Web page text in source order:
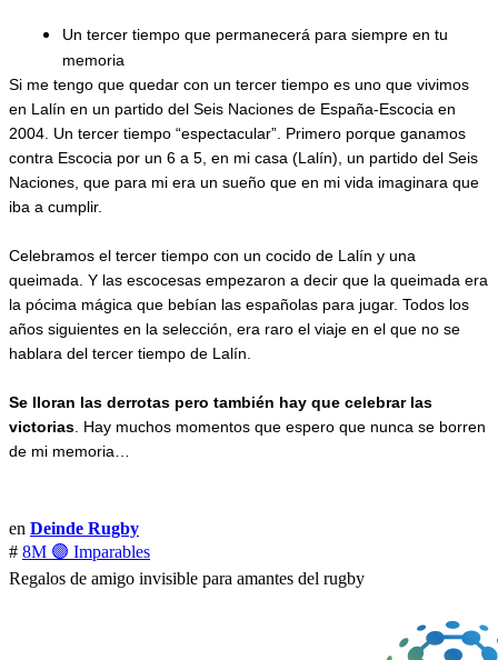
Un tercer tiempo que permanecerá para siempre en tu
memoria
Si me tengo que quedar con un tercer tiempo es uno que vivimos
en Lalín en un partido del Seis Naciones de España-Escocia en
2004. Un tercer tiempo “espectacular”. Primero porque ganamos
contra Escocia por un 6 a 5, en mi casa (Lalín), un partido del Seis
Naciones, que para mi era un sueño que en mi vida imaginara que
iba a cumplir.
Celebramos el tercer tiempo con un cocido de Lalín y una
queimada. Y las escocesas empezaron a decir que la queimada era
la pócima mágica que bebían las españolas para jugar. Todos los
años siguientes en la selección, era raro el viaje en el que no se
hablara del tercer tiempo de Lalín.
Se lloran las derrotas pero también hay que celebrar las
victorias . Hay muchos momentos que espero que nunca se borren
de mi memoria…
en Deinde Rugby
# 8M 🟣 Imparables
Regalos de amigo invisible para amantes del rugby